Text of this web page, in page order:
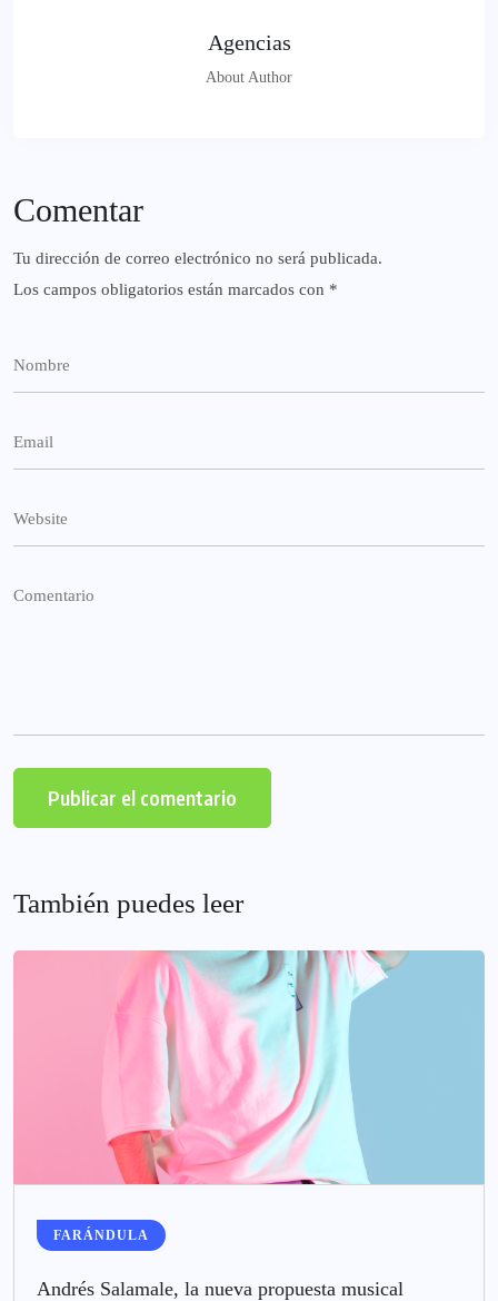
Agencias
About Author
Comentar
Tu dirección de correo electrónico no será publicada.
Los campos obligatorios están marcados con *
También puedes leer
FARÁNDULA
Andrés Salamale, la nueva propuesta musical